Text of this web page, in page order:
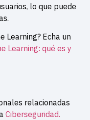
lo que puede
Learning? Echa un
Learning: qué es y
relacionadas
Ciberseguridad.